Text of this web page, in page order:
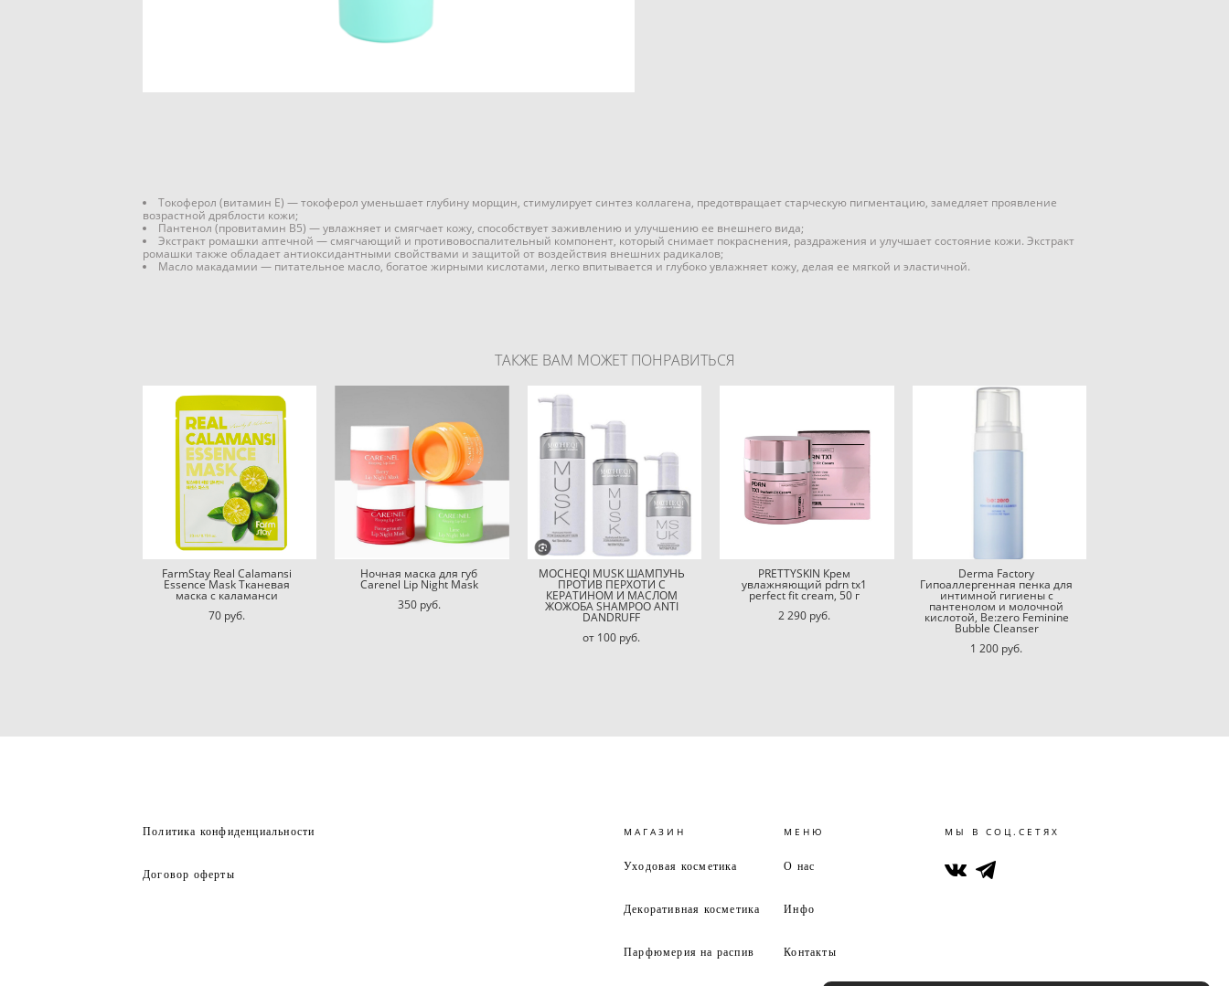
Токоферол (витамин Е) — токоферол уменьшает глубину морщин, стимулирует синтез коллагена, предотвращает старческую пигментацию, замедляет проявление
возрастной дряблости кожи;
Пантенол (провитамин B5) — увлажняет и смягчает кожу, способствует заживлению и улучшению ее внешнего вида;
Экстракт ромашки аптечной — смягчающий и противовоспалительный компонент, который снимает покраснения, раздражения и улучшает состояние кожи. Экстракт
ромашки также обладает антиоксидантными свойствами и защитой от воздействия внешних радикалов;
Масло макадамии — питательное масло, богатое жирными кислотами, легко впитывается и глубоко увлажняет кожу, делая ее мягкой и эластичной.
ТАКЖЕ ВАМ МОЖЕТ ПОНРАВИТЬСЯ
FarmStay Real Calamansi
Essence Mask Тканевая
маска с каламанси
70 pуб.
Ночная маска для губ
Carenel Lip Night Mask
350 pуб.
MOCHEQI MUSK ШАМПУНЬ
ПРОТИВ ПЕРХОТИ С
КЕРАТИНОМ И МАСЛОМ
ЖОЖОБА SHAMPOO ANTI
DANDRUFF
от 100 pуб.
PRETTYSKIN Крем
увлажняющий pdrn tx1
perfect fit cream, 50 г
2 290 pуб.
Derma Factory
Гипоаллергенная пенка для
интимной гигиены с
пантенолом и молочной
кислотой, Be:zero Feminine
Bubble Cleanser
1 200 pуб.
Политика конфиденциальности
Договор оферты
МАГАЗИН
Уходовая косметика
Декоративная косметика
Парфюмерия на распив
МЕНЮ
О нас
Инфо
Контакты
МЫ В СОЦ.СЕТЯХ